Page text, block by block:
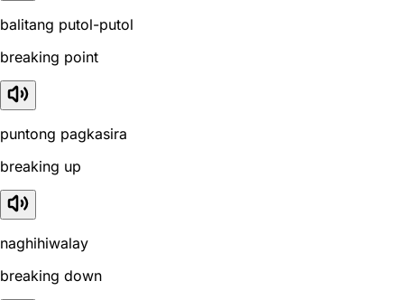
balitang putol-putol
breaking point
puntong pagkasira
breaking up
naghihiwalay
breaking down